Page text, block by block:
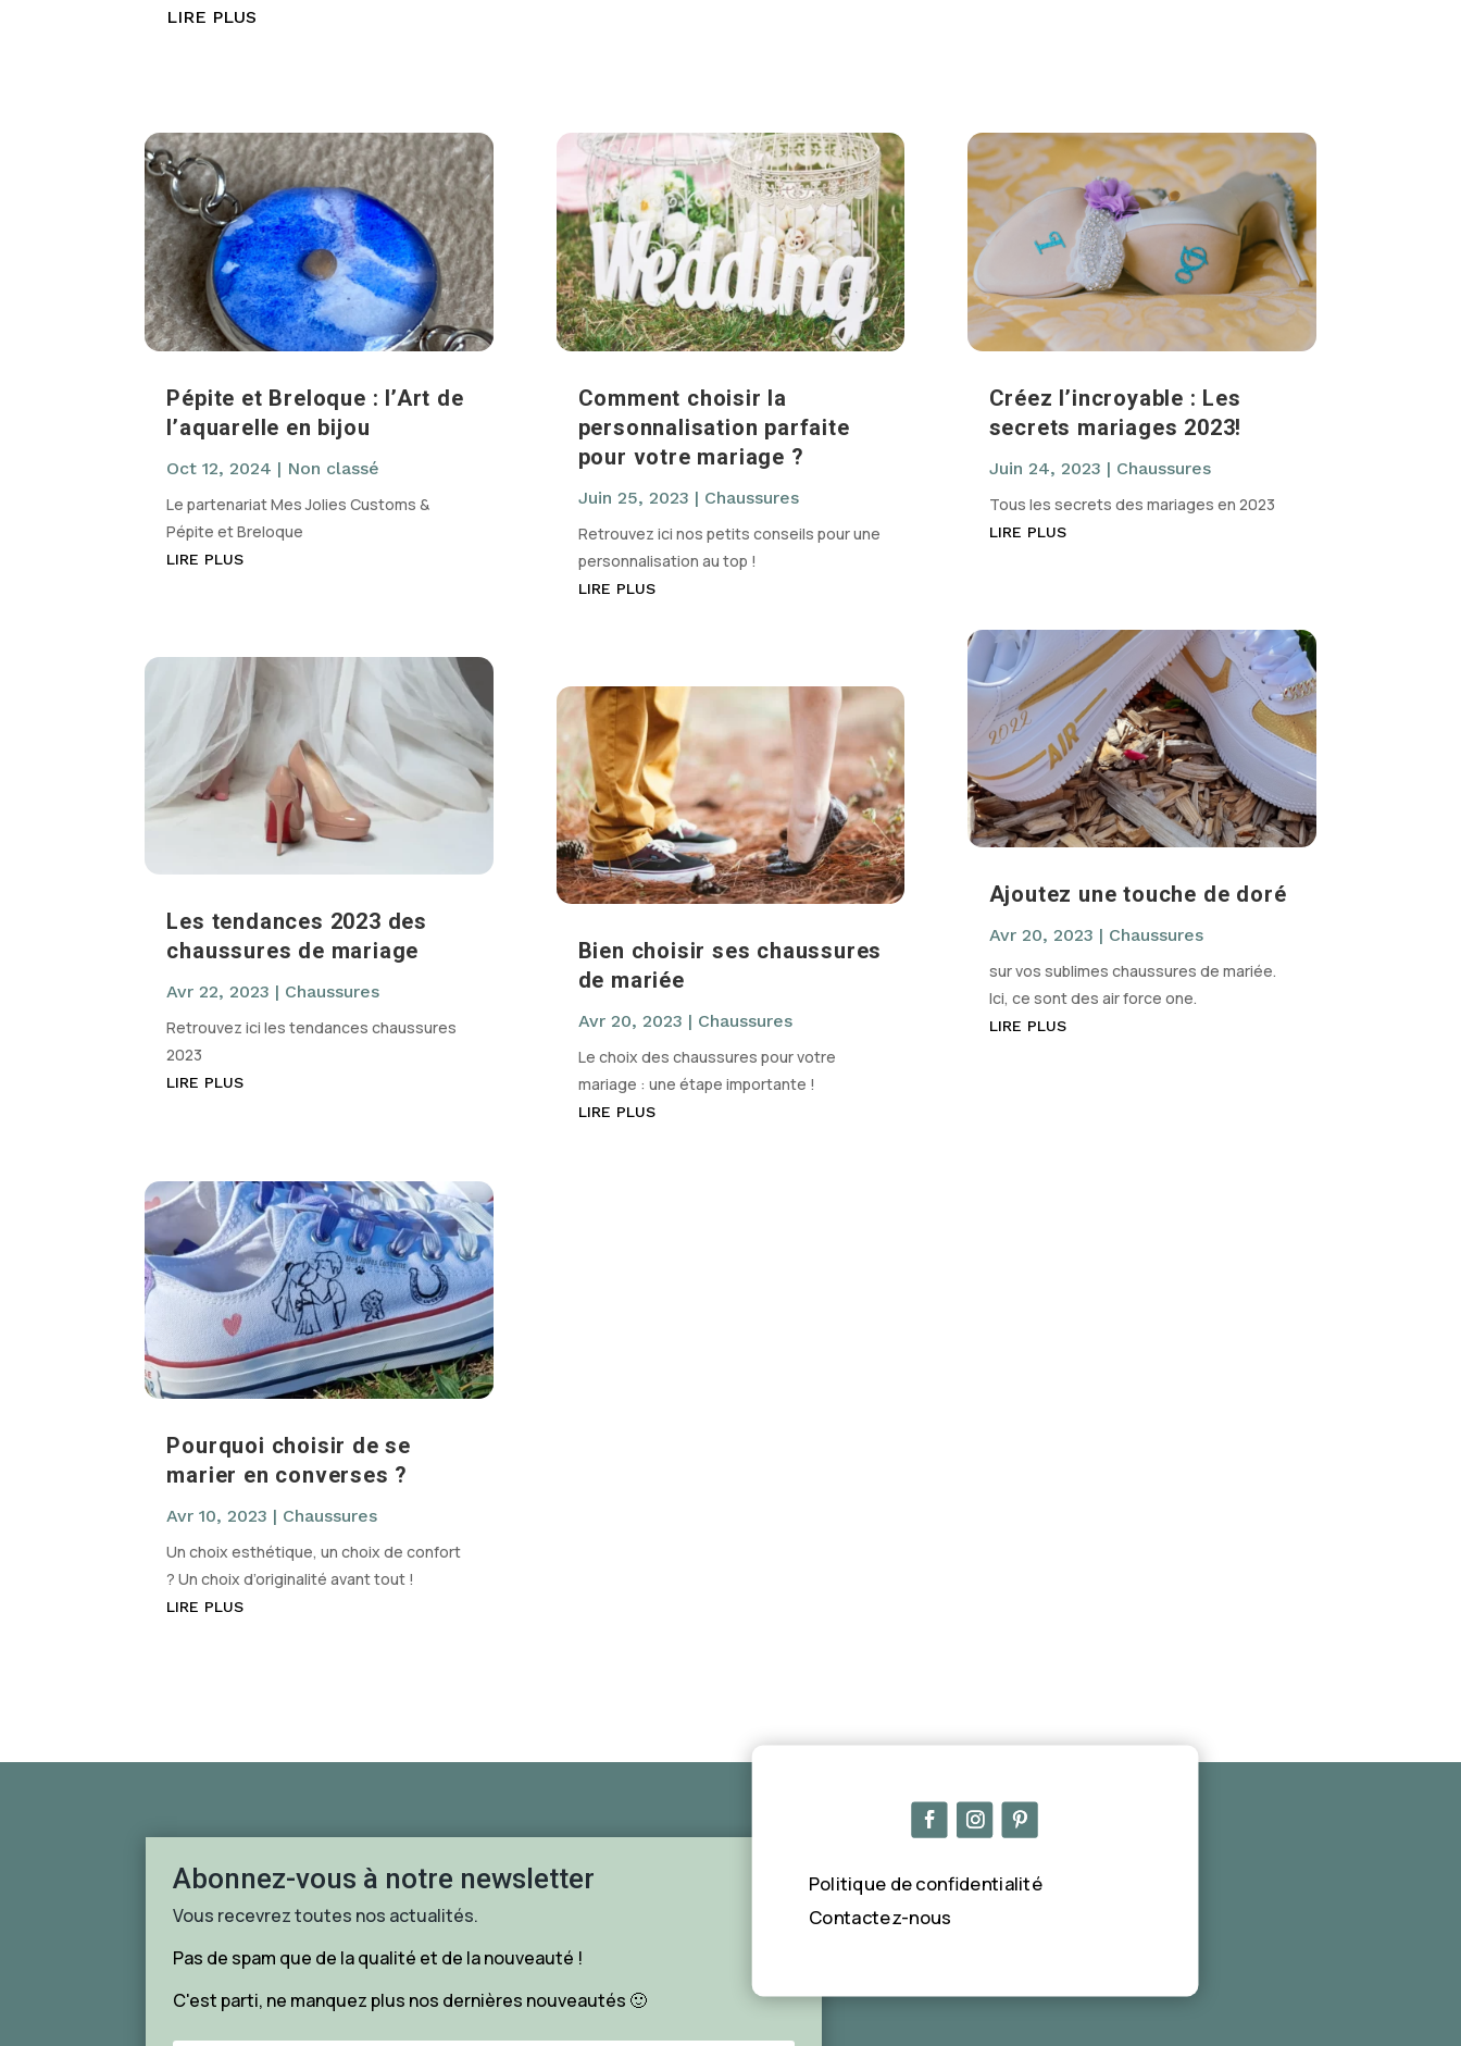
LIRE PLUS
Pépite et Breloque : l’Art de
l’aquarelle en bijou
Oct 12, 2024 | Non classé
Le partenariat Mes Jolies Customs &
Pépite et Breloque
LIRE PLUS
Les tendances 2023 des
chaussures de mariage
Avr 22, 2023 | Chaussures
Retrouvez ici les tendances chaussures
2023
LIRE PLUS
Pourquoi choisir de se
marier en converses ?
Avr 10, 2023 | Chaussures
Un choix esthétique, un choix de confort
? Un choix d’originalité avant tout !
LIRE PLUS
Comment choisir la
personnalisation parfaite
pour votre mariage ?
Juin 25, 2023 | Chaussures
Retrouvez ici nos petits conseils pour une
personnalisation au top !
LIRE PLUS
Bien choisir ses chaussures
de mariée
Avr 20, 2023 | Chaussures
Le choix des chaussures pour votre
mariage : une étape importante !
LIRE PLUS
Créez l’incroyable : Les
secrets mariages 2023!
Juin 24, 2023 | Chaussures
Tous les secrets des mariages en 2023
LIRE PLUS
Ajoutez une touche de doré
Avr 20, 2023 | Chaussures
sur vos sublimes chaussures de mariée.
Ici, ce sont des air force one.
LIRE PLUS
Abonnez-vous à notre newsletter
Vous recevrez toutes nos actualités.
Pas de spam que de la qualité et de la nouveauté !
C'est parti, ne manquez plus nos dernières nouveautés 🙂
Politique de confidentialité
Contactez-nous